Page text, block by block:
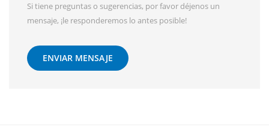
Si tiene preguntas o sugerencias, por favor déjenos un
mensaje, ¡le responderemos lo antes posible!
ENVIAR MENSAJE